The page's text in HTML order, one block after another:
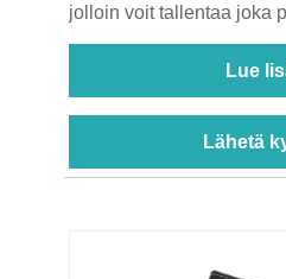
jolloin voit tallentaa joka
Lue
Lähetä